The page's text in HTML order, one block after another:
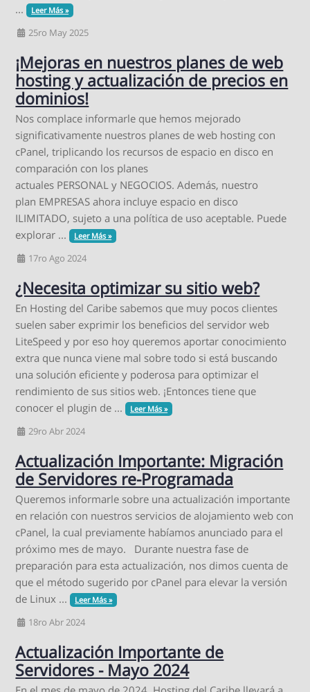
... Leer Más »
25ro May 2025
¡Mejoras en nuestros planes de web
hosting y actualización de precios en
dominios!
Nos complace informarle que hemos mejorado
significativamente nuestros planes de web hosting con
cPanel, triplicando los recursos de espacio en disco en
comparación con los planes
actuales PERSONAL y NEGOCIOS. Además, nuestro
plan EMPRESAS ahora incluye espacio en disco
ILIMITADO, sujeto a una política de uso aceptable. Puede
explorar ... Leer Más »
17ro Ago 2024
¿Necesita optimizar su sitio web?
En Hosting del Caribe sabemos que muy pocos clientes
suelen saber exprimir los beneficios del servidor web
LiteSpeed y por eso hoy queremos aportar conocimiento
extra que nunca viene mal sobre todo si está buscando
una solución eficiente y poderosa para optimizar el
rendimiento de sus sitios web. ¡Entonces tiene que
conocer el plugin de ... Leer Más »
29ro Abr 2024
Actualización Importante: Migración
de Servidores re-Programada
Queremos informarle sobre una actualización importante
en relación con nuestros servicios de alojamiento web con
cPanel, la cual previamente habíamos anunciado para el
próximo mes de mayo. Durante nuestra fase de
preparación para esta actualización, nos dimos cuenta de
que el método sugerido por cPanel para elevar la versión
de Linux ... Leer Más »
18ro Abr 2024
Actualización Importante de
Servidores - Mayo 2024